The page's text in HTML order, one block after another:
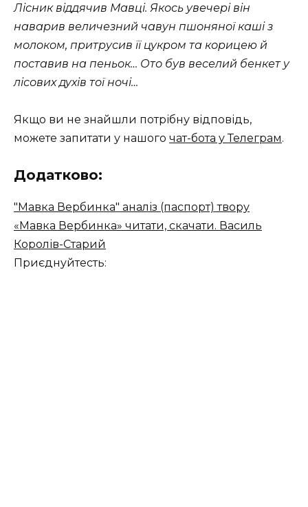
Лісник віддячив Мавці. Якось увечері він
наварив величезний чавун пшоняної каші з
молоком, притрусив її цукром та корицею й
поставив на пеньок… Ото був веселий бенкет у
лісових духів тої ночі…
Якщо ви не знайшли потрібну відповідь,
можете запитати у нашого чат-бота у Телеграм.
Додатково:
"Мавка Вербинка" аналіз (паспорт) твору
«Мавка Вербинка» читати, скачати. Василь
Королів-Старий
Приєднуйтесть: